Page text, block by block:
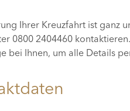
Ihrer Kreuzfahrt ist ganz
0800 2404460
bei Ihnen, um alle Details